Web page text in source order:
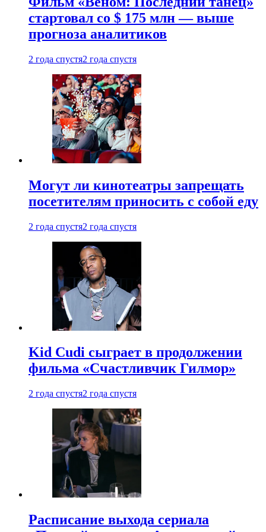
стартовал со $ 175 млн — выше
прогноза аналитиков
2 года спустя2 года спустя
Могут ли кинотеатры запрещать
посетителям приносить с собой еду
2 года спустя2 года спустя
Kid Cudi сыграет в продолжении
фильма «Счастливчик Гилмор»
2 года спустя2 года спустя
Расписание выхода сериала